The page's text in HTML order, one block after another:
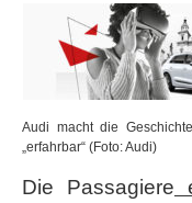
Audi macht die
„erfahrbar“ (Foto: Audi)
Die Passagiere